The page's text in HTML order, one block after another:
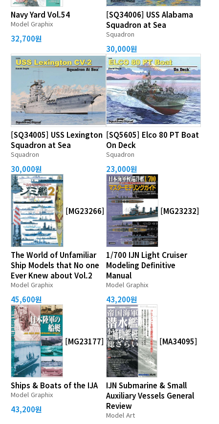
Navy Yard Vol.54
Model Graphix
32,700원
[SQ34006] USS Alabama
Squadron at Sea
Squadron
30,000원
[SQ34005] USS Lexington
Squadron at Sea
Squadron
30,000원
[SQ5605] Elco 80 PT Boat
On Deck
Squadron
23,000원
[MG23266]
The World of Unfamiliar
Ship Models that No one
Ever Knew about Vol.2
Model Graphix
45,600원
[MG23232]
1/700 IJN Light Cruiser
Modeling Definitive
Manual
Model Graphix
43,200원
[MG23177]
Ships & Boats of the IJA
Model Graphix
43,200원
[MA34095]
IJN Submarine & Small
Auxiliary Vessels General
Review
Model Art